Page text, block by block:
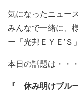
気になったニュー
みんなで一緒に、
ー「光邦ＥＹＥ’Ｓ
本日の話題は・・・
『 休み明けブル